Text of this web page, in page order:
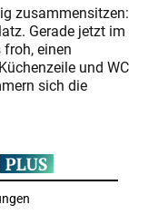
zusammensitzen:
Gerade jetzt im
einen
und WC
sich die